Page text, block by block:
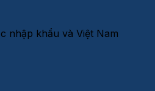
nhập khẩu và Việt Nam